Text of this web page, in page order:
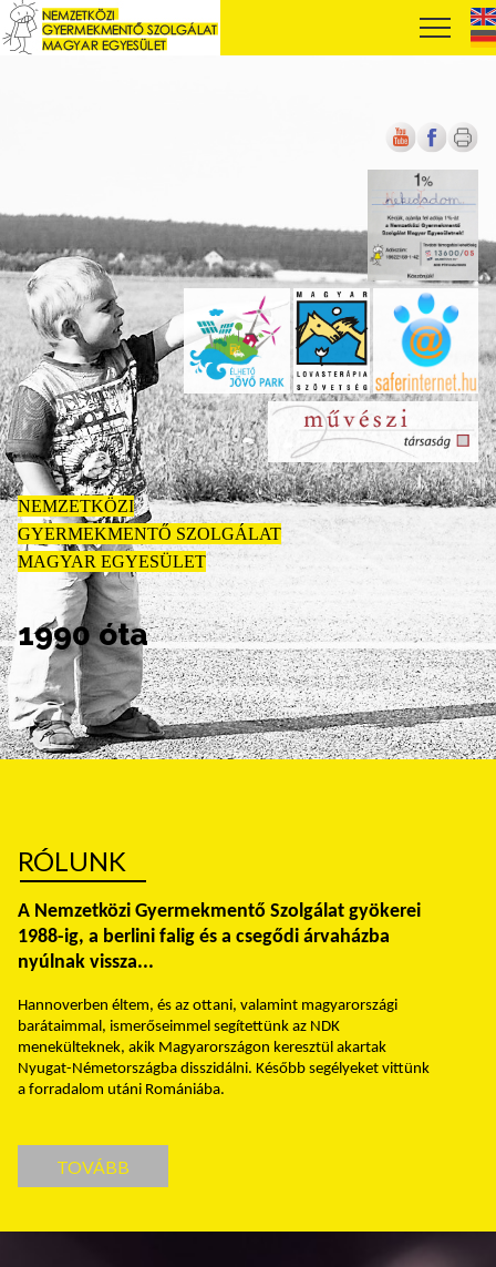
NEMZETKÖZI
GYERMEKMENTŐ SZOLGÁLAT
MAGYAR EGYESÜLET
1990 óta
RÓLUNK
A Nemzetközi Gyermekmentő Szolgálat gyökerei
1988-ig, a berlini falig és a csegődi árvaházba
nyúlnak vissza...
Hannoverben éltem, és az ottani, valamint magyarországi
barátaimmal, ismerőseimmel segítettünk az NDK
menekülteknek, akik Magyarországon keresztül akartak
Nyugat-Németországba disszidálni. Később segélyeket vittünk
a forradalom utáni Romániába.
TOVÁBB